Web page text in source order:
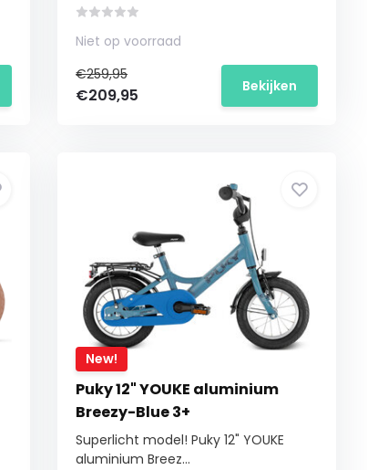
Niet op voorraad
€259,95
€209,95 Bekijken
New!
Puky 12" YOUKE aluminium
Breezy-Blue 3+
Superlicht model! Puky 12" YOUKE
aluminium Breez...